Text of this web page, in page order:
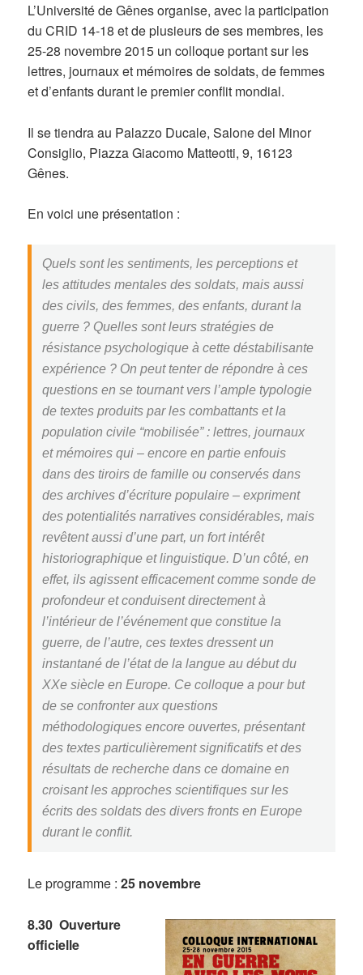
L’Université de Gênes organise, avec la participation
du CRID 14-18 et de plusieurs de ses membres, les
25-28 novembre 2015 un colloque portant sur les
lettres, journaux et mémoires de soldats, de femmes
et d’enfants durant le premier conflit mondial.
Il se tiendra au Palazzo Ducale, Salone del Minor
Consiglio, Piazza Giacomo Matteotti, 9, 16123
Gênes.
En voici une présentation :
Quels sont les sentiments, les perceptions et
les attitudes mentales des soldats, mais aussi
des civils, des femmes, des enfants, durant la
guerre ? Quelles sont leurs stratégies de
résistance psychologique à cette déstabilisante
expérience ? On peut tenter de répondre à ces
questions en se tournant vers l’ample typologie
de textes produits par les combattants et la
population civile “mobilisée” : lettres, journaux
et mémoires qui – encore en partie enfouis
dans des tiroirs de famille ou conservés dans
des archives d’écriture populaire – expriment
des potentialités narratives considérables, mais
revêtent aussi d’une part, un fort intérêt
historiographique et linguistique. D’un côté, en
effet, ils agissent efficacement comme sonde de
profondeur et conduisent directement à
l’intérieur de l’événement que constitue la
guerre, de l’autre, ces textes dressent un
instantané de l’état de la langue au début du
XXe siècle en Europe. Ce colloque a pour but
de se confronter aux questions
méthodologiques encore ouvertes, présentant
des textes particulièrement significatifs et des
résultats de recherche dans ce domaine en
croisant les approches scientifiques sur les
écrits des soldats des divers fronts en Europe
durant le conflit.
Le programme :25 novembre
8.30 Ouverture
officielle